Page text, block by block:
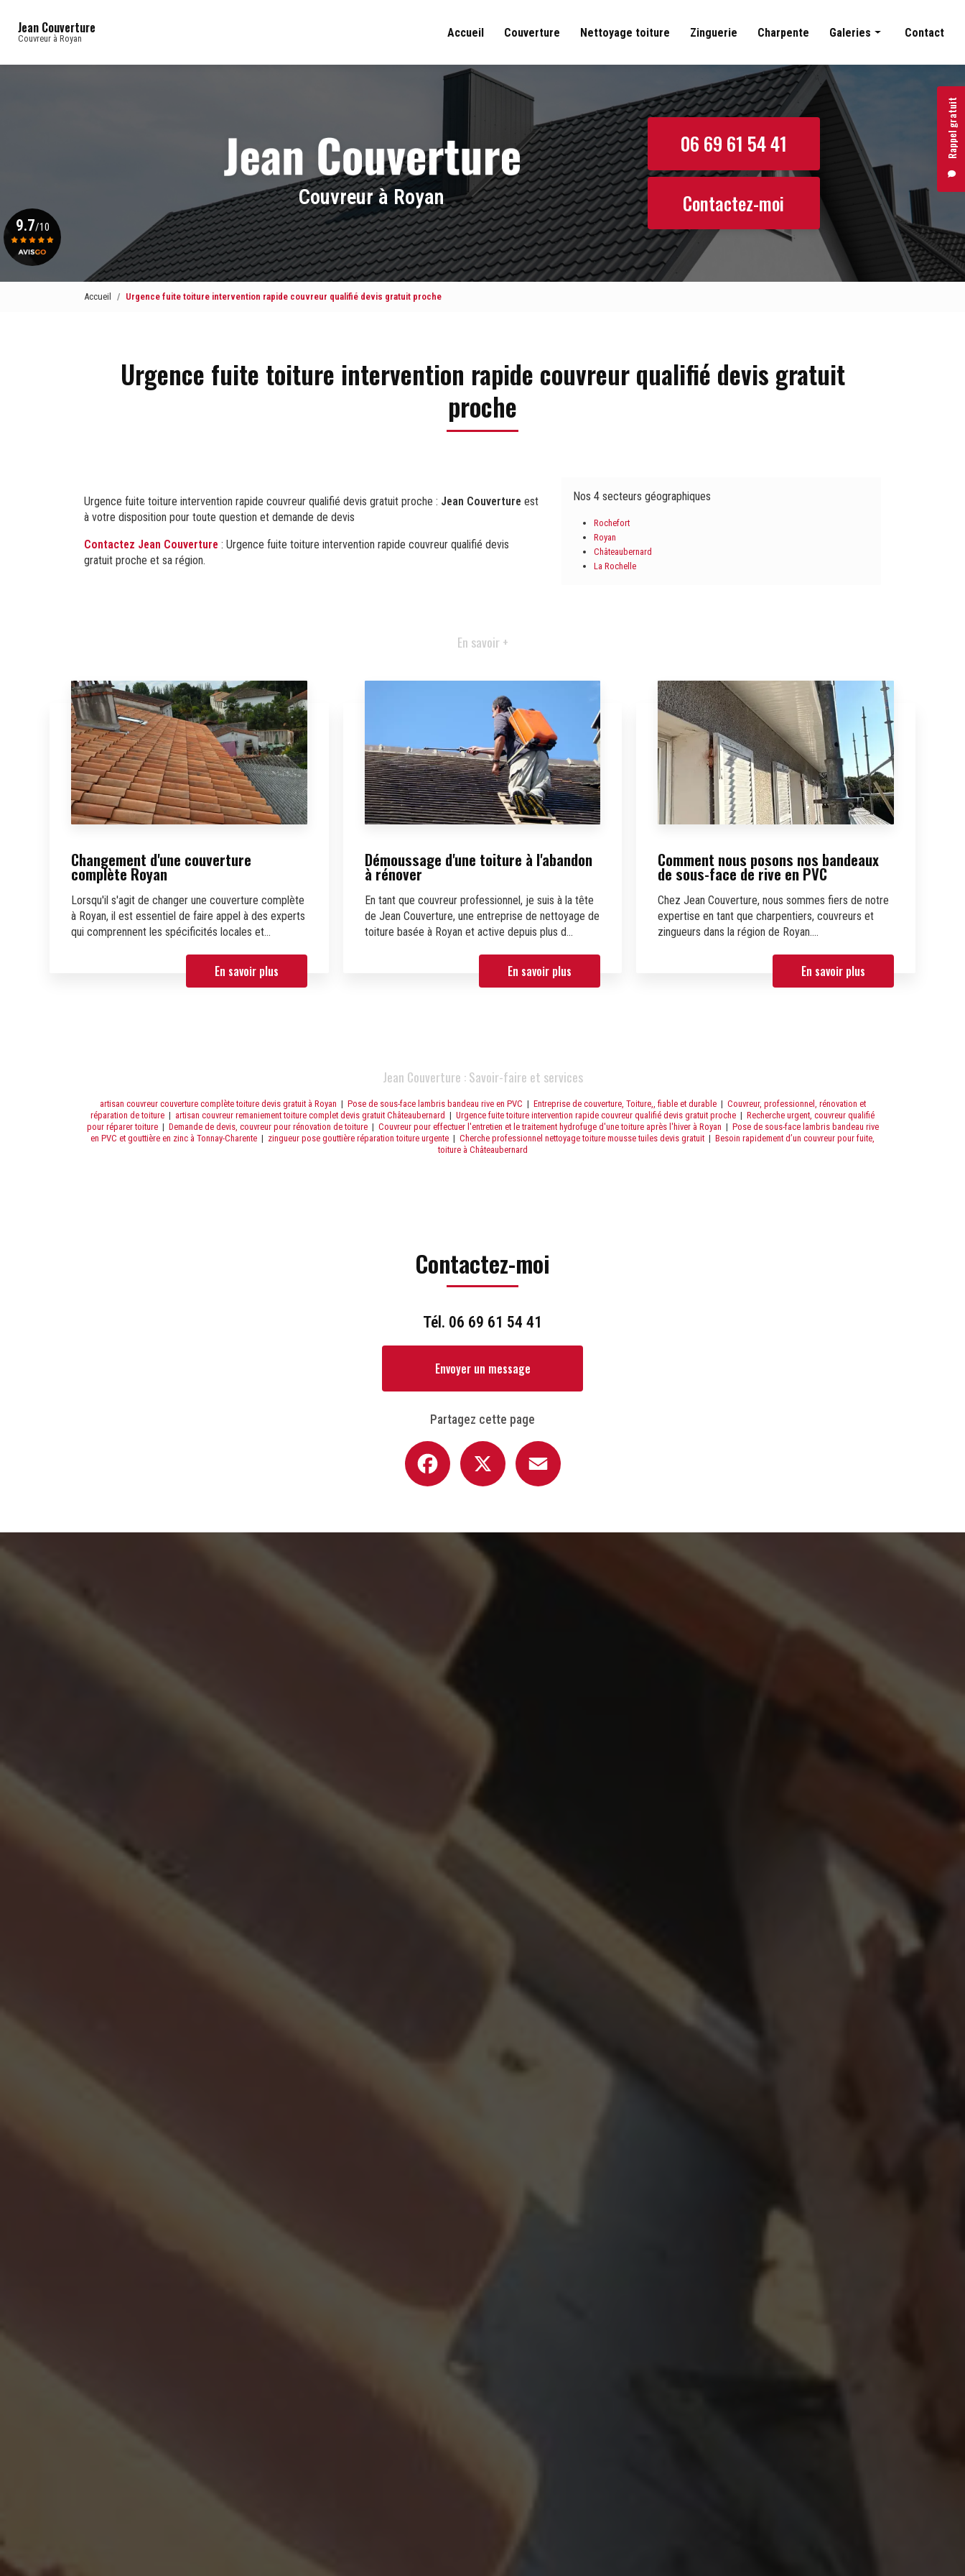
contenu
Jean Couverture
Couvreur à Royan
Rappel gratuit
Accueil
Couverture Nettoyage toiture Zinguerie Charpente Galeries
Couverture
Nettoyage toiture
Contact
Couvreur à Royan
06 69 61 54 41
Contactez-moi
9.7/10
Accueil Urgence fuite toiture intervention rapide couvreur qualifié devis gratuit proche
Urgence fuite toiture intervention rapide couvreur qualifié devis gratuit
proche
Urgence fuite toiture intervention rapide couvreur qualifié devis gratuit proche : Jean Couverture est
à votre disposition pour toute question et demande de devis
Contactez Jean Couverture : Urgence fuite toiture intervention rapide couvreur qualifié devis
gratuit proche et sa région.
Nos 4 secteurs géographiques
Rochefort
Royan
Châteaubernard
La Rochelle
En savoir +
Changement d'une couverture
complète Royan
Lorsqu'il s'agit de changer une couverture complète
à Royan, il est essentiel de faire appel à des experts
qui comprennent les spécificités locales et...
En savoir plus
Démoussage d'une toiture à l'abandon
à rénover
En tant que couvreur professionnel, je suis à la tête
de Jean Couverture, une entreprise de nettoyage de
toiture basée à Royan et active depuis plus d...
En savoir plus
Comment nous posons nos bandeaux
de sous-face de rive en PVC
Chez Jean Couverture, nous sommes fiers de notre
expertise en tant que charpentiers, couvreurs et
zingueurs dans la région de Royan....
En savoir plus
Jean Couverture : Savoir-faire et services
artisan couvreur couverture complète toiture devis gratuit à Royan | Pose de sous-face lambris bandeau rive en PVC | Entreprise de couverture, Toiture,, fiable et durable| Couvreur, professionnel, rénovation et
réparation de toiture | artisan couvreur remaniement toiture complet devis gratuit Châteaubernard | Urgence fuite toiture intervention rapide couvreur qualifié devis gratuit proche | Recherche urgent, couvreur qualifié
pour réparer toiture| Demande de devis, couvreur pour rénovation de toiture| Couvreur pour effectuer l'entretien et le traitement hydrofuge d'une toiture après l'hiver à Royan | Pose de sous-face lambris bandeau rive
en PVC et gouttière en zinc à Tonnay-Charente | zingueur pose gouttière réparation toiture urgente | Cherche professionnel nettoyage toiture mousse tuiles devis gratuit | Besoin rapidement d’un couvreur pour fuite,
toiture à Châteaubernard
Contactez-moi
Tél. 06 69 61 54 41
Envoyer un message
Partagez cette page
Facebook